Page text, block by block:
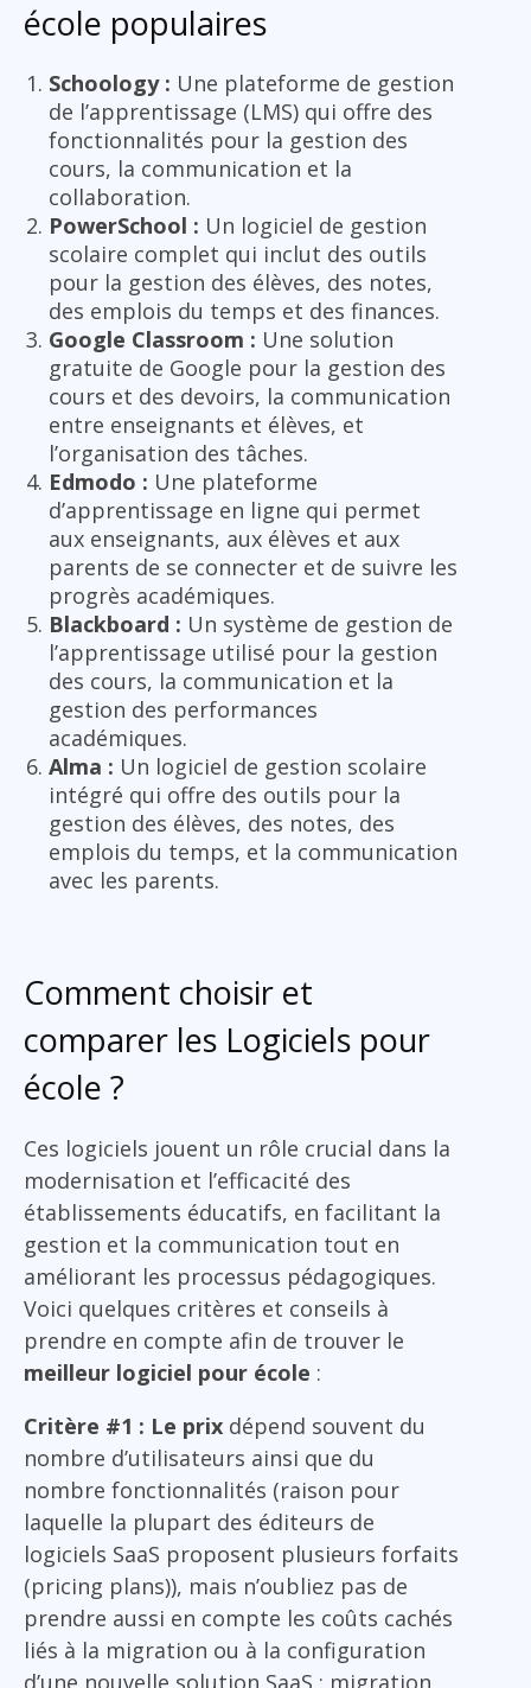
école populaires
Schoology : Une plateforme de gestion
de l’apprentissage (LMS) qui offre des
fonctionnalités pour la gestion des
cours, la communication et la
collaboration.
PowerSchool : Un logiciel de gestion
scolaire complet qui inclut des outils
pour la gestion des élèves, des notes,
des emplois du temps et des finances.
Google Classroom : Une solution
gratuite de Google pour la gestion des
cours et des devoirs, la communication
entre enseignants et élèves, et
l’organisation des tâches.
Edmodo : Une plateforme
d’apprentissage en ligne qui permet
aux enseignants, aux élèves et aux
parents de se connecter et de suivre les
progrès académiques.
Blackboard : Un système de gestion de
l’apprentissage utilisé pour la gestion
des cours, la communication et la
gestion des performances
académiques.
Alma : Un logiciel de gestion scolaire
intégré qui offre des outils pour la
gestion des élèves, des notes, des
emplois du temps, et la communication
avec les parents.
Comment choisir et
comparer les Logiciels pour
école ?
Ces logiciels jouent un rôle crucial dans la
modernisation et l’efficacité des
établissements éducatifs, en facilitant la
gestion et la communication tout en
améliorant les processus pédagogiques.
Voici quelques critères et conseils à
prendre en compte afin de trouver le
meilleur logiciel pour école :
Critère #1 : Le prix dépend souvent du
nombre d’utilisateurs ainsi que du
nombre fonctionnalités (raison pour
laquelle la plupart des éditeurs de
logiciels SaaS proposent plusieurs forfaits
(pricing plans)), mais n’oubliez pas de
prendre aussi en compte les coûts cachés
liés à la migration ou à la configuration
d’une nouvelle solution SaaS : migration